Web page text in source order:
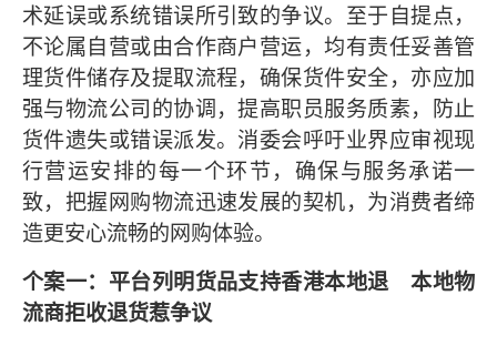
术延误或系统错误所引致的争议。至于自提点，
不论属自营或由合作商户营运，均有责任妥善管
理货件储存及提取流程，确保货件安全，亦应加
强与物流公司的协调，提高职员服务质素，防止
货件遗失或错误派发。消委会呼吁业界应审视现
行营运安排的每一个环节，确保与服务承诺一
致，把握网购物流迅速发展的契机，为消费者缔
造更安心流畅的网购体验。
个案一：平台列明货品支持香港本地退 本地物
流商拒收退货惹争议